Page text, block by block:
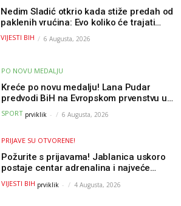
Nedim Sladić otkrio kada stiže predah od
paklenih vrućina: Evo koliko će trajati
osvježenje u BiH
VIJESTI BIH 6 Augusta, 2026
PO NOVU MEDALJU
Kreće po novu medalju! Lana Pudar
predvodi BiH na Evropskom prvenstvu u
Parizu
SPORT prviklik - 6 Augusta, 2026
PRIJAVE SU OTVORENE!
Požurite s prijavama! Jablanica uskoro
postaje centar adrenalina i najveće
outdoor avanture ovog ljeta
VIJESTI BIH prviklik - 4 Augusta, 2026